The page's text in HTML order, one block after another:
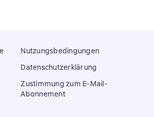
Nutzungsbedingungen
Datenschutzerklärung
Zustimmung zum E-Mail-
Abonnement